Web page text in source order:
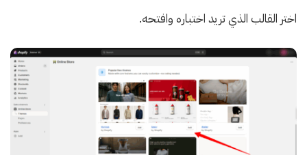
اختر القالب الذي تريد اختباره وافتحه.